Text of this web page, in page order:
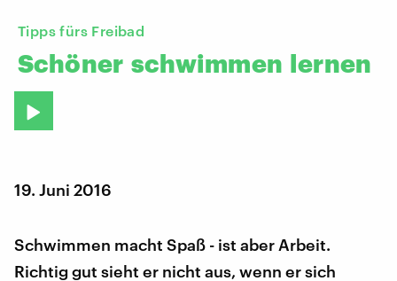
Tipps fürs Freibad
Schöner schwimmen lernen
19. Juni 2016
Schwimmen macht Spaß - ist aber Arbeit.
Richtig gut sieht er nicht aus, wenn er sich